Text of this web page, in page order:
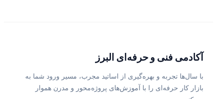
آکادمی فنی و حرفه‌ای البرز
با سال‌ها تجربه و بهره‌گیری از اساتید مجرب، مسیر ورود شما به
بازار کار حرفه‌ای را با آموزش‌های پروژه‌محور و مدرن هموار